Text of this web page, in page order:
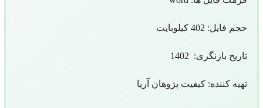
حجم فایل: 402 کیلوبایت
تاریخ بازنگری: 1402
تهیه کننده: کیفیت پژوهان آریا